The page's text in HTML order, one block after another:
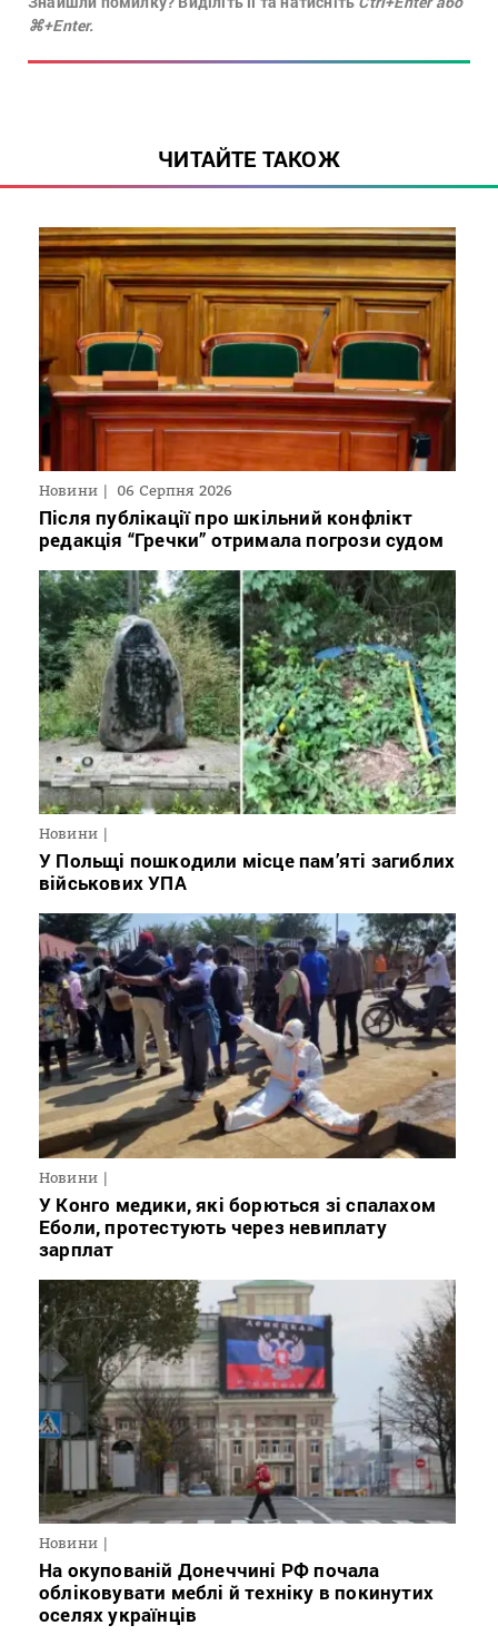
⌘+Enter.
ЧИТАЙТЕ ТАКОЖ
Новини 06 Серпня 2026
Після публікації про шкільний конфлікт
редакція “Гречки” отримала погрози судом
Новини
У Польщі пошкодили місце пам’яті загиблих
військових УПА
Новини
У Конго медики, які борються зі спалахом
Еболи, протестують через невиплату
зарплат
Новини
На окупованій Донеччині РФ почала
обліковувати меблі й техніку в покинутих
оселях українців